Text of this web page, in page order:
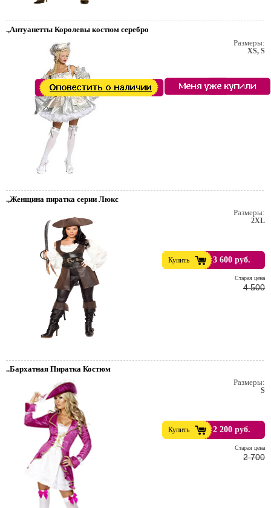
.,Антуанетты Королевы костюм серебро
Размеры:
XS, S
.,Женщина пиратка серии Люкс
Размеры:
2XL
Купить 3 600 руб.
Cтарая цена
4 500
..Бархатная Пиратка Костюм
Размеры:
S
Купить 2 200 руб.
Cтарая цена
2 700